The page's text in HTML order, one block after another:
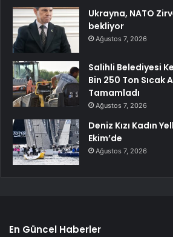
Ukrayna, NATO
bekliyor
Ağustos 7, 2026
Salihli Belediyesi
Bin 250 Ton Sıcak
Tamamladı
Ağustos 7, 2026
Deniz Kızı Kadın
Ekim’de
Ağustos 7, 2026
En Güncel Haberler